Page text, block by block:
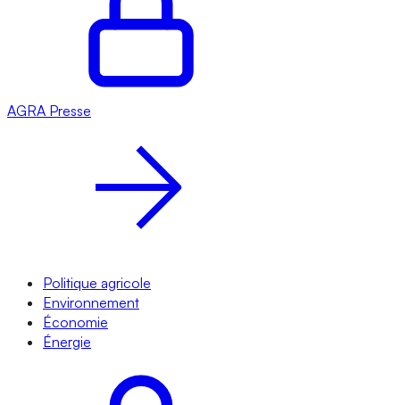
AGRA Presse
Politique agricole
Environnement
Économie
Énergie